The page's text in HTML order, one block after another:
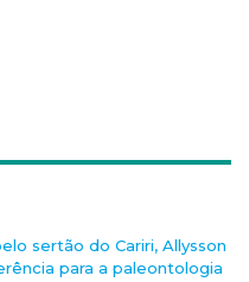
sertão do Cariri, Allysson
para a paleontologia